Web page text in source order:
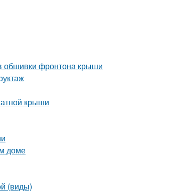
обшивки фронтона крыши
крыши
доме
(виды)